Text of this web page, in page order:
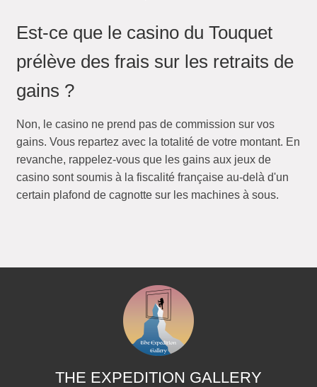
Est-ce que le casino du Touquet
prélève des frais sur les retraits de
gains ?
Non, le casino ne prend pas de commission sur vos
gains. Vous repartez avec la totalité de votre montant. En
revanche, rappelez-vous que les gains aux jeux de
casino sont soumis à la fiscalité française au-delà d'un
certain plafond de cagnotte sur les machines à sous.
THE EXPEDITION GALLERY